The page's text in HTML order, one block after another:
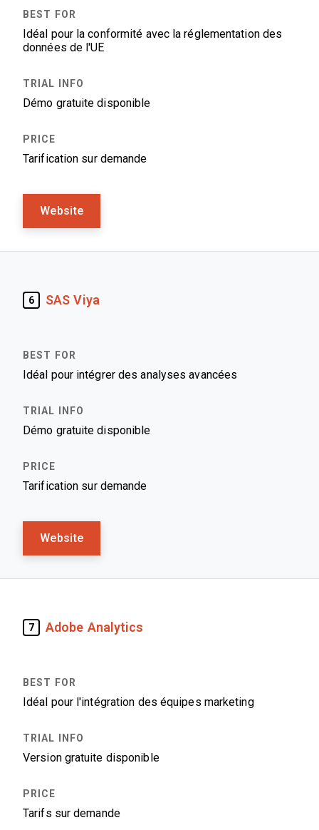
Idéal pour la conformité avec la réglementation des
données de l'UE
Démo gratuite disponible
Tarification sur demande
Website
6 SAS Viya
Idéal pour intégrer des analyses avancées
Démo gratuite disponible
Tarification sur demande
Website
7 Adobe Analytics
Idéal pour l'intégration des équipes marketing
Version gratuite disponible
Tarifs sur demande